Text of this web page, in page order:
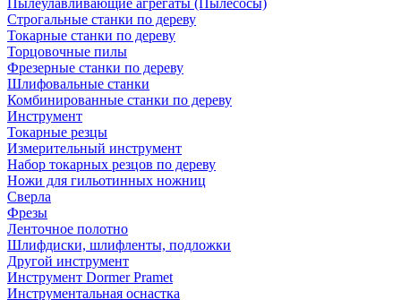
Пылеулавливающие агрегаты (Пылесосы)
Строгальные станки по дереву
Токарные станки по дереву
Торцовочные пилы
Фрезерные станки по дереву
Шлифовальные станки
Комбинированные станки по дереву
Инструмент
Токарные резцы
Измерительный инструмент
Набор токарных резцов по дереву
Ножи для гильотинных ножниц
Сверла
Фрезы
Ленточное полотно
Шлифдиски, шлифленты, подложки
Другой инструмент
Инструмент Dormer Pramet
Инструментальная оснастка